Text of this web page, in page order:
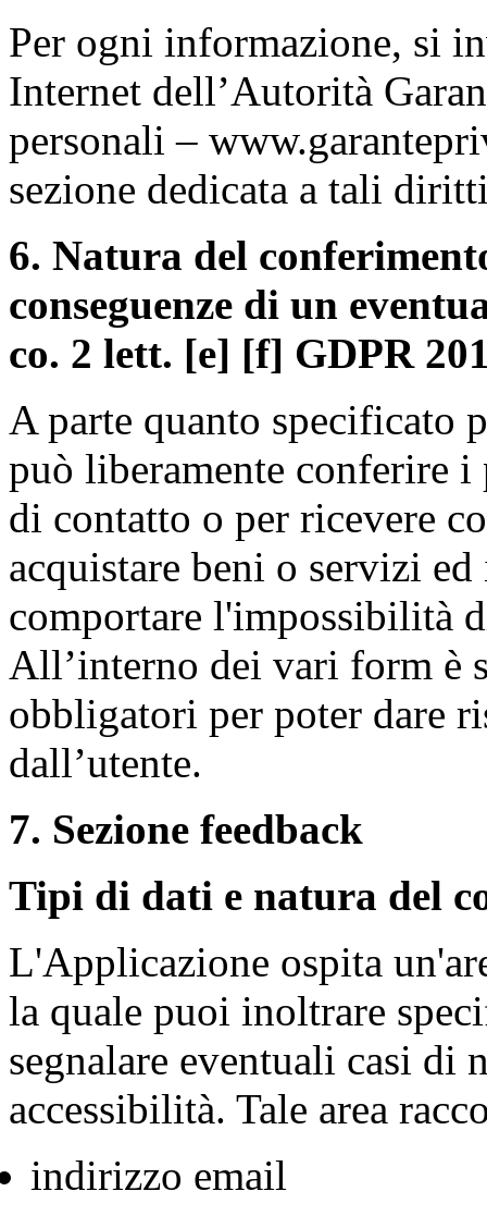
Per ogni informazione, si
Internet dell’Autorità
personali –
sezione dedicata a tali
6. Natura del
conseguenze di un
co. 2 lett. [e] [f] GDPR
A parte quanto specificato
può liberamente conferire
di contatto o per ricevere
acquistare beni o servizi
comportare l'impossibilità
All’interno dei vari form è
obbligatori per poter dare
dall’utente.
7. Sezione feedback
Tipi di dati e natura del
L'Applicazione ospita
la quale puoi inoltrare
segnalare eventuali casi
accessibilità. Tale area
indirizzo email